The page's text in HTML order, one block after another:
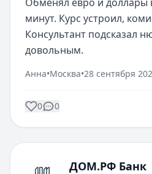
минут. Курс устроил,
Консультант подсказал
довольным.
Анна•Москва•28 сентября
0 0
ДОМ.РФ Банк